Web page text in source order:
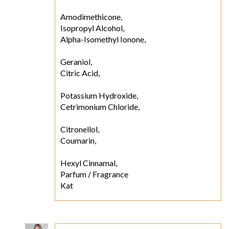
Amodimethicone,
Isopropyl Alcohol,
Alpha-Isomethyl Ionone,
Geraniol,
Citric Acid,
Potassium Hydroxide,
Cetrimonium Chloride,
Citronellol,
Coumarin,
Hexyl Cinnamal,
Parfum / Fragrance
Kat